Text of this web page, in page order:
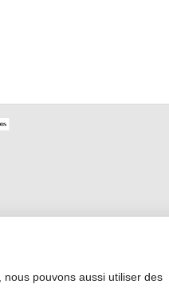
pouvons aussi utiliser des